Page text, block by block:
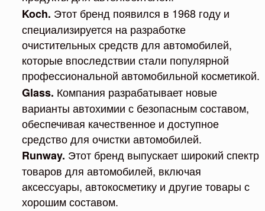
Koch. Этот бренд появился в 1968 году и
специализируется на разработке
очистительных средств для автомобилей,
которые впоследствии стали популярной
профессиональной автомобильной косметикой.
Glass. Компания разрабатывает новые
варианты автохимии с безопасным составом,
обеспечивая качественное и доступное
средство для очистки автомобилей.
Runway. Этот бренд выпускает широкий спектр
товаров для автомобилей, включая
аксессуары, автокосметику и другие товары с
хорошим составом.